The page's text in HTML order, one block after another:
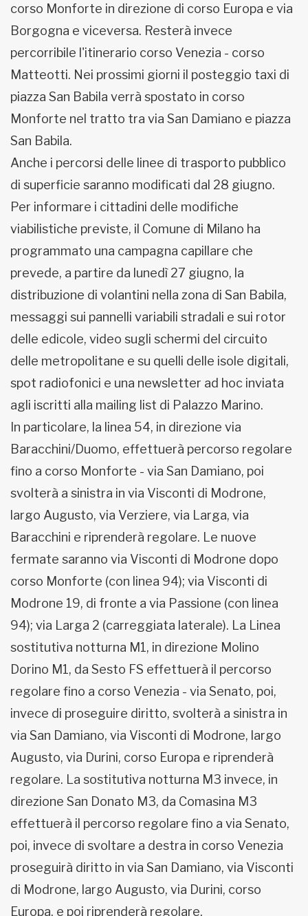
corso Monforte in direzione di corso Europa e via
Borgogna e viceversa. Resterà invece
percorribile l'itinerario corso Venezia - corso
Matteotti. Nei prossimi giorni il posteggio taxi di
piazza San Babila verrà spostato in corso
Monforte nel tratto tra via San Damiano e piazza
San Babila.
Anche i percorsi delle linee di trasporto pubblico
di superficie saranno modificati dal 28 giugno.
Per informare i cittadini delle modifiche
viabilistiche previste, il Comune di Milano ha
programmato una campagna capillare che
prevede, a partire da lunedì 27 giugno, la
distribuzione di volantini nella zona di San Babila,
messaggi sui pannelli variabili stradali e sui rotor
delle edicole, video sugli schermi del circuito
delle metropolitane e su quelli delle isole digitali,
spot radiofonici e una newsletter ad hoc inviata
agli iscritti alla mailing list di Palazzo Marino.
In particolare, la linea 54, in direzione via
Baracchini/Duomo, effettuerà percorso regolare
fino a corso Monforte - via San Damiano, poi
svolterà a sinistra in via Visconti di Modrone,
largo Augusto, via Verziere, via Larga, via
Baracchini e riprenderà regolare. Le nuove
fermate saranno via Visconti di Modrone dopo
corso Monforte (con linea 94); via Visconti di
Modrone 19, di fronte a via Passione (con linea
94); via Larga 2 (carreggiata laterale). La Linea
sostitutiva notturna M1, in direzione Molino
Dorino M1, da Sesto FS effettuerà il percorso
regolare fino a corso Venezia - via Senato, poi,
invece di proseguire diritto, svolterà a sinistra in
via San Damiano, via Visconti di Modrone, largo
Augusto, via Durini, corso Europa e riprenderà
regolare. La sostitutiva notturna M3 invece, in
direzione San Donato M3, da Comasina M3
effettuerà il percorso regolare fino a via Senato,
poi, invece di svoltare a destra in corso Venezia
proseguirà diritto in via San Damiano, via Visconti
di Modrone, largo Augusto, via Durini, corso
Europa, e poi riprenderà regolare.